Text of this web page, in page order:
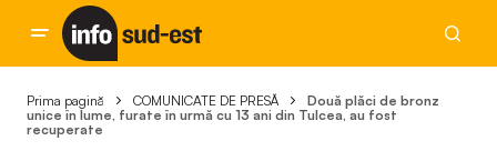
Prima pagină COMUNICATE DE PRESĂ
Două plăci de bronz
unice în lume, furate în urmă cu 13 ani din Tulcea, au fost
recuperate